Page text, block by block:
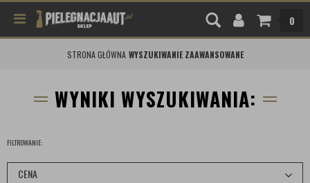
0
STRONA GŁÓWNA WYSZUKIWANIE ZAAWANSOWANE
WYNIKI WYSZUKIWANIA:
FILTROWANIE:
CENA